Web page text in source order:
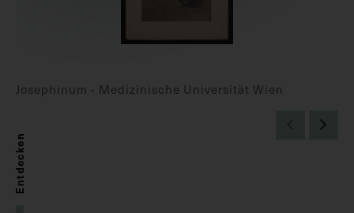
Josephinum - Medizinische Universität Wien
Entdecken